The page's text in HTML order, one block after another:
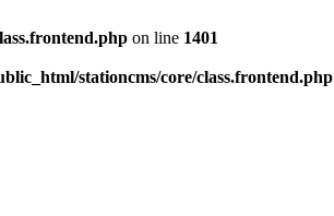
on line 1401
stationcms/core/class.frontend.php